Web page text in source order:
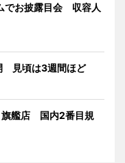
でお披露目会 収容人
見頃は3週間ほど
旗艦店 国内2番目規